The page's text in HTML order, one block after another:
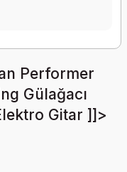
Performer
Gülağacı
Gitar ]]>